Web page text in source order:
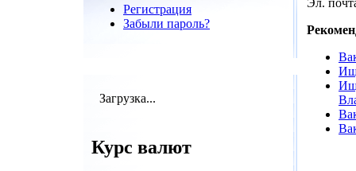
Регистрация
Забыли пароль?
Загрузка...
Курс валют
Эл.